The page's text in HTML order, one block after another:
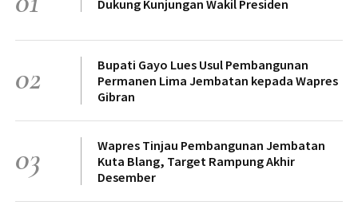
Dukung Kunjungan Wakil Presiden
02
Bupati Gayo Lues Usul Pembangunan
Permanen Lima Jembatan kepada Wapres
Gibran
03
Wapres Tinjau Pembangunan Jembatan
Kuta Blang, Target Rampung Akhir
Desember